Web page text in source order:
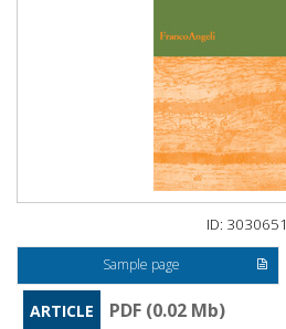
ID: 3030651
Sample page
ARTICLE
PDF (0.02 Mb)